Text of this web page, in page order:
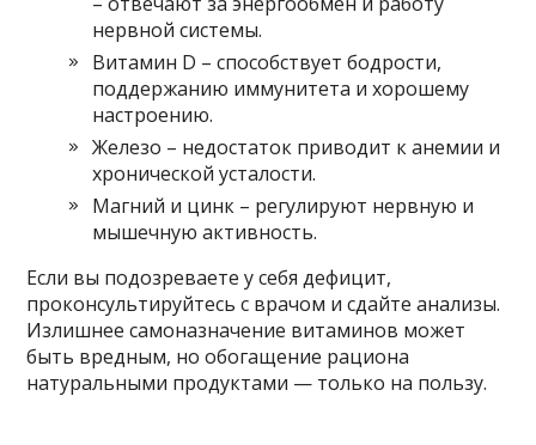
нервной системы.
Витамин D – способствует бодрости,
поддержанию иммунитета и хорошему
настроению.
Железо – недостаток приводит к анемии и
хронической усталости.
Магний и цинк – регулируют нервную и
мышечную активность.
Если вы подозреваете у себя дефицит,
проконсультируйтесь с врачом и сдайте анализы.
Излишнее самоназначение витаминов может
быть вредным, но обогащение рациона
натуральными продуктами — только на пользу.